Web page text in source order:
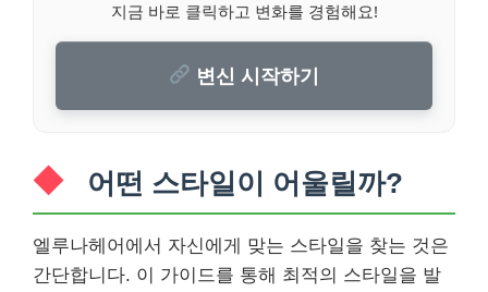
지금 바로 클릭하고 변화를 경험해요!
변신 시작하기
어떤 스타일이 어울릴까?
엘루나헤어에서 자신에게 맞는 스타일을 찾는 것은
간단합니다. 이 가이드를 통해 최적의 스타일을 발